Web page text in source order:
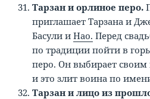
Тарзан и орлиное перо.
приглашает Тарзана и
Басули иНао. Перед
по традиции пойти в
перо. Он выбирает своим
и это злит воина по
Тарзан и лицо из